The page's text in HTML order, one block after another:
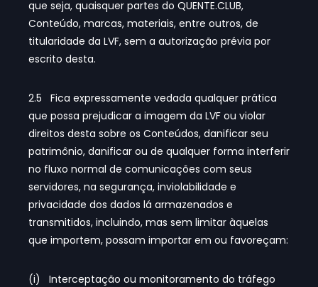
que seja, quaisquer partes do QUENTE.CLUB,
Conteúdo, marcas, materiais, entre outros, de
titularidade da LVF, sem a autorização prévia por
escrito desta.
2.5 Fica expressamente vedada qualquer prática
que possa prejudicar a imagem da LVF ou violar
direitos desta sobre os Conteúdos, danificar seu
patrimônio, danificar ou de qualquer forma interferir
no fluxo normal de comunicações com seus
servidores, na segurança, inviolabilidade e
privacidade dos dados lá armazenados e
transmitidos, incluindo, mas sem limitar àquelas
que importem, possam importar em ou favoreçam:
(i) Interceptação ou monitoramento do tráfego